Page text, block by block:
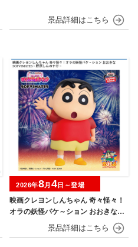
映画クレヨンしんちゃん 奇々怪々！
オラの妖怪バケ～ション おおきなSO
FVIMATES～野原しんのすけ～
2026年8月 4 日～登場